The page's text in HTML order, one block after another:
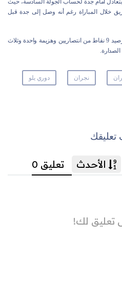
أمام جدة لحساب الجولة السادسة، حيث
خلال المباراة رغم أنه وصل إلى جدة قبل
يذكر أن الأهلي يحل في المركز السابع برصيد 9 نقاط من انتصاريين وهزيمة واحدة وثلاث
نجران دوري يلو
تعليقك